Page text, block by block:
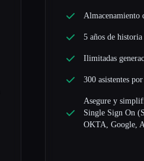
Almacenamiento
5 años de
Ilimitadas
300 asistentes
Asegure y
Single Sign On
OKTA, Google,